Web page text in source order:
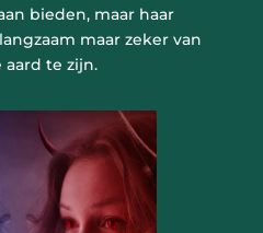
bieden, maar haar
maar zeker van
aard te zijn.